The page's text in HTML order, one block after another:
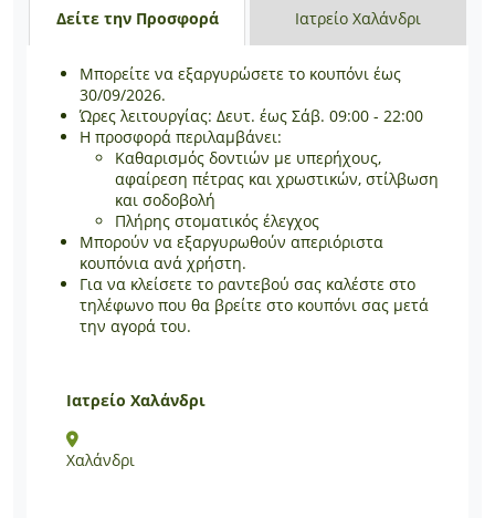
Δείτε την Προσφορά Ιατρείο Χαλάνδρι
Μπορείτε να εξαργυρώσετε το κουπόνι έως
30/09/2026.
Ώρες λειτουργίας: Δευτ. έως Σάβ. 09:00 - 22:00
Η προσφορά περιλαμβάνει:
Καθαρισμός δοντιών με υπερήχους,
αφαίρεση πέτρας και χρωστικών, στίλβωση
και σοδοβολή
Πλήρης στοματικός έλεγχος
Μπορούν να εξαργυρωθούν απεριόριστα
κουπόνια ανά χρήστη.
Για να κλείσετε το ραντεβού σας καλέστε στο
τηλέφωνο που θα βρείτε στο κουπόνι σας μετά
την αγορά του.
Ιατρείο Χαλάνδρι
Χαλάνδρι